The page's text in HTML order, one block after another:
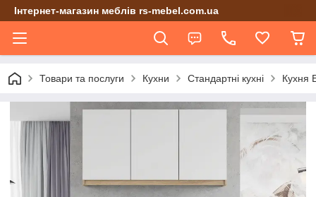
Інтернет-магазин меблів rs-mebel.com.ua
Товари та послуги Кухни Стандартні кухні Кухня